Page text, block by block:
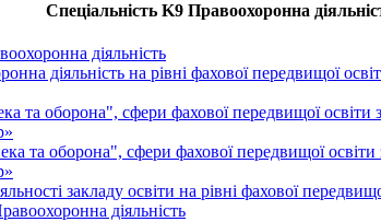
Спеціальність K9 Правоохоронна
діяльність
діяльність на рівні фахової передвищої
та оборона", сфери фахової передвищої освіти
та оборона", сфери фахової передвищої
закладу освіти на рівні фахової
діяльність